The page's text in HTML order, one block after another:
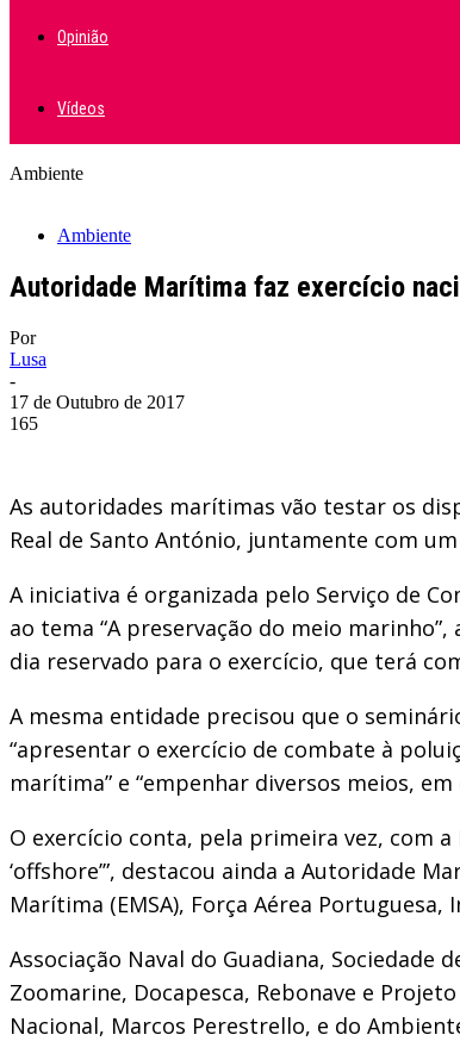
Opinião
Vídeos
Ambiente
Ambiente
Autoridade Marítima faz exercício
Por
Lusa
-
17 de Outubro de 2017
165
As autoridades marítimas vão testar os
Real de Santo António, juntamente com
A iniciativa é organizada pelo Serviço de
ao tema “A preservação do meio
dia reservado para o exercício, que terá
A mesma entidade precisou que o
“apresentar o exercício de combate à
marítima” e “empenhar diversos meios,
O exercício conta, pela primeira vez, com
‘offshore’”, destacou ainda a Autoridade
Marítima (EMSA), Força Aérea
Associação Naval do Guadiana, Sociedade
Zoomarine, Docapesca, Rebonave e
Nacional, Marcos Perestrello, e do